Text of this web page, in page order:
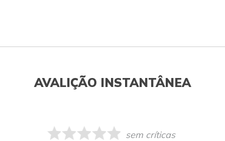
AVALIÇÃO INSTANTÂNEA
sem críticas